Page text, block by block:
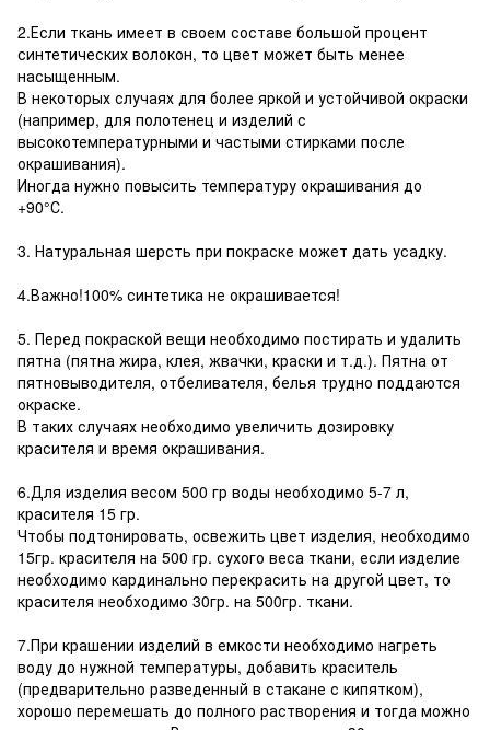
2.Если ткань имеет в своем составе большой процент
синтетических волокон, то цвет может быть менее
насыщенным.
В некоторых случаях для более яркой и устойчивой окраски
(например, для полотенец и изделий с
высокотемпературными и частыми стирками после
окрашивания).
Иногда нужно повысить температуру окрашивания до
+90°С.
3. Натуральная шерсть при покраске может дать усадку.
4.Важно!100% синтетика не окрашивается!
5. Перед покраской вещи необходимо постирать и удалить
пятна (пятна жира, клея, жвачки, краски и т.д.). Пятна от
пятновыводителя, отбеливателя, белья трудно поддаются
окраске.
В таких случаях необходимо увеличить дозировку
красителя и время окрашивания.
6.Для изделия весом 500 гр воды необходимо 5-7 л,
красителя 15 гр.
Чтобы подтонировать, освежить цвет изделия, необходимо
15гр. красителя на 500 гр. сухого веса ткани, если изделие
необходимо кардинально перекрасить на другой цвет, то
красителя необходимо 30гр. на 500гр. ткани.
7.При крашении изделий в емкости необходимо нагреть
воду до нужной температуры, добавить краситель
(предварительно разведенный в стакане с кипятком),
хорошо перемешать до полного растворения и тогда можно